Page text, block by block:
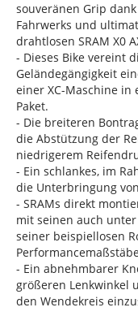
souveränen Grip
Fahrwerks und
drahtlosen SRAM X0
- Dieses Bike vereint
Geländegängigkeit
einer XC-Maschine
Paket.
- Die breiteren
die Abstützung der
niedrigerem
- Ein schlankes, im
die Unterbringung
- SRAMs direkt
mit seinen auch
seiner beispiellosen
- Ein abnehmbarer
größeren Lenkwinkel
den Wendekreis